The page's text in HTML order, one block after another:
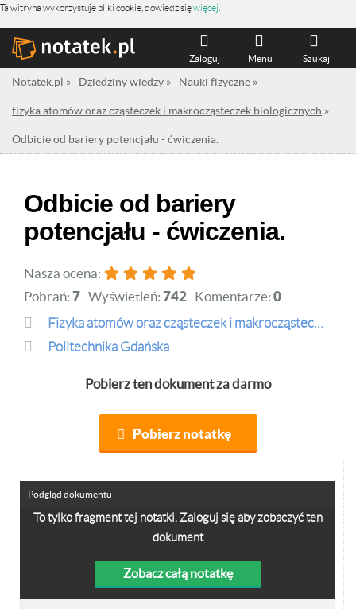
Ta witryna wykorzystuje pliki cookie, dowiedz sięwięcej
Szukaj
Menu
Zaloguj
Notatek.pl » Dziedziny wiedzy » Nauki fizyczne »
fizyka atomów oraz cząsteczek i makrocząsteczek biologicznych »
Odbicie od bariery potencjału - ćwiczenia.
Odbicie od bariery
potencjału - ćwiczenia.
Nasza ocena:
Pobrań: 7 Wyświetleń: 742 Komentarze: 0
fizyka atomów oraz cząsteczek i makrocząsteczek biologicznych
Politechnika Gdańska
Pobierz ten dokument za darmo
Pobierz notatkę
To tylko fragment tej notatki. Zaloguj się aby zobaczyć ten
dokument
Zobacz całą notatkę
Podgląd dokumentu